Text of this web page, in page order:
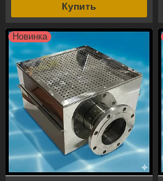
Купить
Новинка